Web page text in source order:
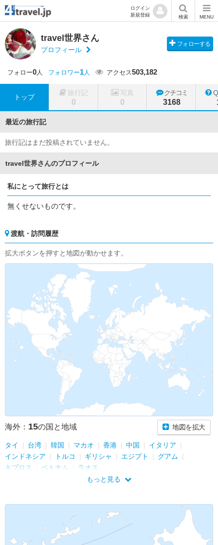
ログイン
新規登録
検索 MENU
travel世界さん
プロフィール
フォローする
フォロー0人 フォロワー1人 アクセス503,182
トップ
旅行記
0
写真
0
クチコミ
3168
最近の旅行記
旅行記はまだ投稿されていません。
travel世界さんのプロフィール
私にとって旅行とは
無くせないものです。
渡航・訪問履歴
拡大ボタンを押すと地図が動かせます。
海外： 15の国と地域 地図を拡大
タイ 台湾 韓国 マカオ 香港 中国
イタリア
インドネシア
トルコ ギリシャ エジプト
グアム
キプロス
ベトナム
ラオス
もっと見る